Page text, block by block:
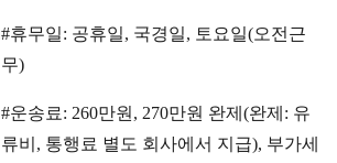
#휴무일: 공휴일, 국경일, 토요일(오전근
무)
#운송료: 260만원, 270만원 완제(완제: 유
류비, 통행료 별도 회사에서 지급), 부가세